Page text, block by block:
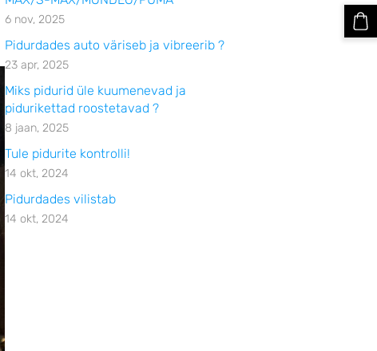
6 nov, 2025
Pidurdades auto väriseb ja vibreerib ?
23 apr, 2025
Miks pidurid üle kuumenevad ja
pidurikettad roostetavad ?
8 jaan, 2025
Tule pidurite kontrolli!
14 okt, 2024
Pidurdades vilistab
14 okt, 2024